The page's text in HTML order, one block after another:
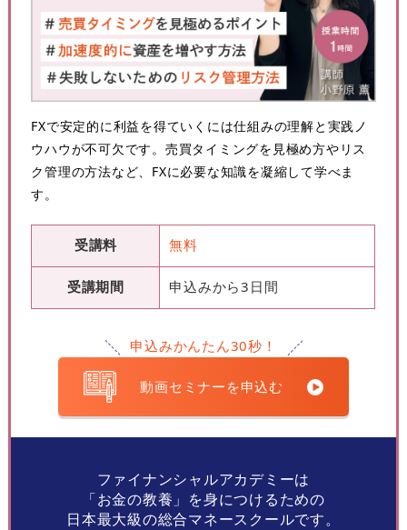
FXで安定的に利益を得ていくには仕組みの理解と実践ノ
ウハウが不可欠です。売買タイミングを見極め方やリス
ク管理の方法など、FXに必要な知識を凝縮して学べま
す。
受講料 無料
受講期間 申込みから3日間
申込みかんたん30秒！
動画セミナーを申込む
ファイナンシャルアカデミーは
「お金の教養」を身につけるための
日本最大級の総合マネースクールです。